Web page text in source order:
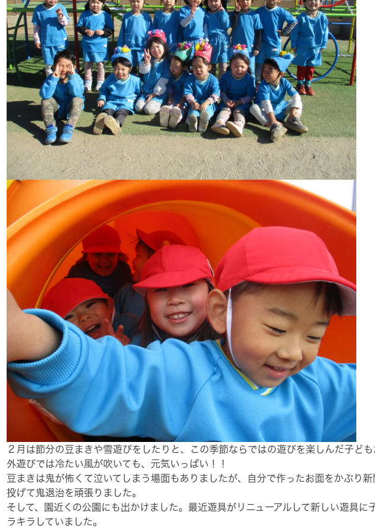
２月は節分の豆まきや雪遊びをしたりと、この季節ならではの遊びを楽しんだ子ども
外遊びでは冷たい風が吹いても、元気いっぱい！！
豆まきは鬼が怖くて泣いてしまう場面もありましたが、自分で作ったお面をかぶり
投げて鬼退治を頑張りました。
そして、園近くの公園にも出かけました。最近遊具がリニューアルして新しい遊具に
ラキラしていました。